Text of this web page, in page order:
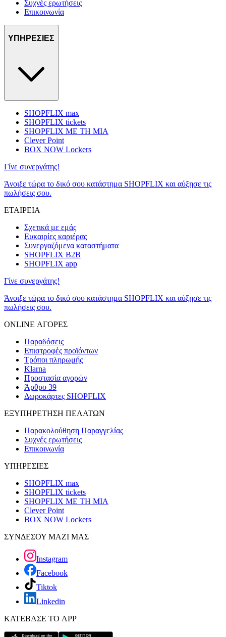
Συχνές ερωτήσεις
Επικοινωνία
ΥΠΗΡΕΣΙΕΣ
SHOPFLIX max
SHOPFLIX tickets
SHOPFLIX ΜΕ ΤΗ ΜΙΑ
Clever Point
BOX NOW Lockers
Γίνε συνεργάτης!
Άνοιξε τώρα το δικό σου κατάστημα SHOPFLIX και αύξησε τις
πωλήσεις σου.
ΕΤΑΙΡΕΙΑ
Σχετικά με εμάς
Ευκαιρίες καριέρας
Συνεργαζόμενα καταστήματα
SHOPFLIX B2B
SHOPFLIX app
Γίνε συνεργάτης!
Άνοιξε τώρα το δικό σου κατάστημα SHOPFLIX και αύξησε τις
πωλήσεις σου.
ONLINE ΑΓΟΡΕΣ
Παραδόσεις
Επιστροφές προϊόντων
Τρόποι πληρωμής
Klarna
Προστασία αγορών
Άρθρο 39
Δωροκάρτες SHOPFLIX
ΕΞΥΠΗΡΕΤΗΣΗ ΠΕΛΑΤΩΝ
Παρακολούθηση Παραγγελίας
Συχνές ερωτήσεις
Επικοινωνία
ΥΠΗΡΕΣΙΕΣ
SHOPFLIX max
SHOPFLIX tickets
SHOPFLIX ΜΕ ΤΗ ΜΙΑ
Clever Point
BOX NOW Lockers
ΣΥΝΔΕΣΟΥ ΜΑΖΙ ΜΑΣ
Instagram
Facebook
Tiktok
Linkedin
ΚΑΤΕΒΑΣΕ ΤΟ APP